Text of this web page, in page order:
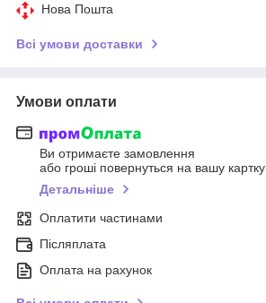
Нова Пошта
Всі умови доставки
Умови оплати
Ви отримаєте замовлення
або гроші повернуться на вашу картку
Детальніше
Оплатити частинами
Післяплата
Оплата на рахунок